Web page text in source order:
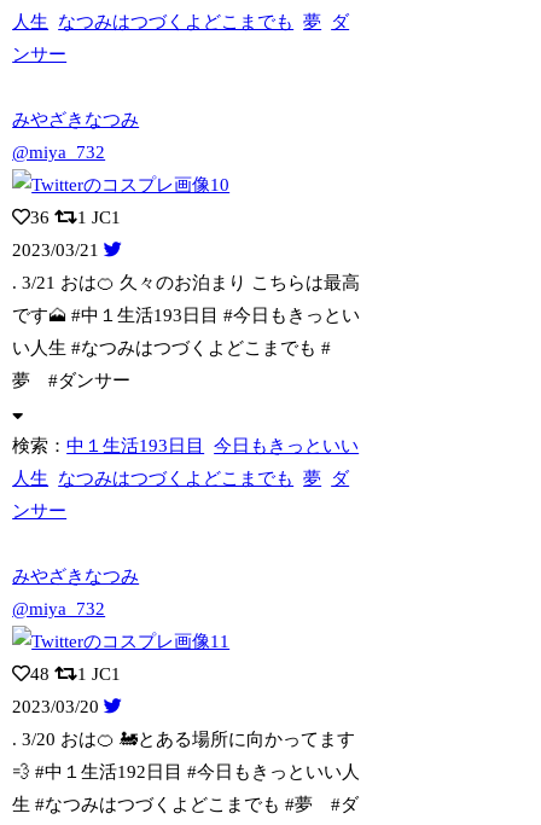
人生
なつみはつづくよどこまでも 夢
ダ
ンサー
みやざきなつみ
@miya_732
36 1 JC1
2023/03/21
. 3/21 おは🍊 久々のお泊まり こちらは最高
です🗻 #中１生活193 日目 #今日もきっとい
い人生 #なつみはつづくよどこまでも #
夢 #ダンサー
検索：中１生活193日目
今日もきっといい
人生
なつみはつづくよどこまでも 夢
ダ
ンサー
みやざきなつみ
@miya_732
48 1 JC1
2023/03/20
. 3/20 おは🍊 🚂とある場所に向かってます
💨 #中１生活192日目 #今日もきっといい人
生 #なつみはつづくよどこまでも #夢 #ダ